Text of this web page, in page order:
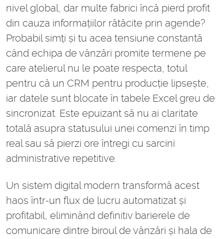
nivel global, dar multe fabrici încă pierd profit
din cauza informațiilor rătăcite prin agende?
Probabil simți și tu acea tensiune constantă
când echipa de vânzări promite termene pe
care atelierul nu le poate respecta, totul
pentru că un CRM pentru producție lipsește,
iar datele sunt blocate în tabele Excel greu de
sincronizat. Este epuizant să nu ai claritate
totală asupra statusului unei comenzi în timp
real sau să pierzi ore întregi cu sarcini
administrative repetitive.
Un sistem digital modern transformă acest
haos într-un flux de lucru automatizat și
profitabil, eliminând definitiv barierele de
comunicare dintre biroul de vânzări și hala de